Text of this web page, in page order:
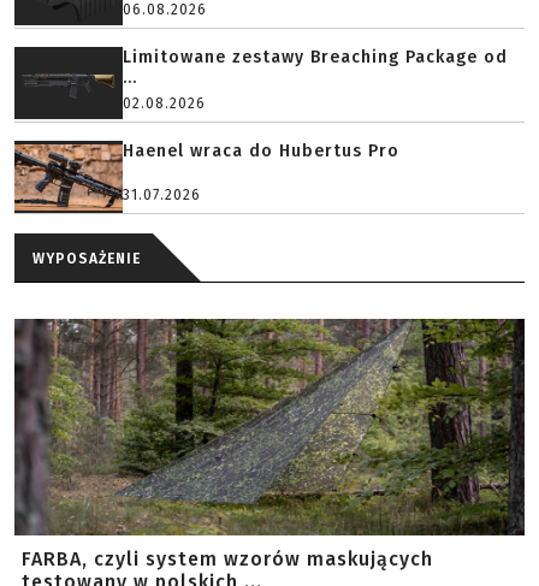
06.08.2026
Limitowane zestawy Breaching Package od
...
02.08.2026
Haenel wraca do Hubertus Pro
31.07.2026
WYPOSAŻENIE
FARBA, czyli system wzorów maskujących